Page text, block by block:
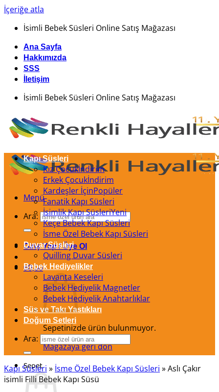
İçeriğe atla
İsimli Bebek Süsleri Online Satış Mağazası
Ana Sayfa
Hakkımızda
SSS
İletişim
İsimli Bebek Süsleri Online Satış Mağazası
Menü
Ara:
Giriş Yap / Üye Ol
₺0,00
Sepetinizde ürün bulunmuyor.
Mağazaya geri dön
Sepet
Kapı Süsleri
Kız Çocuk
Erkek Çocuk
Kardeşler İçin
Fanatik Kapı Süsleri
İsimlik Kapı Süsleri
Keçe Bebek Kapı Süsleri
İsme Özel Bebek Kapı Süsleri
Duvar Süsleri
Quilling Duvar Süsleri
Bebek Hediyelikler
Lavanta Keseleri
Bebek Hediyelik Magnetler
Bebek Hediyelik Anahtarlıklar
Süs ve Takı Yastıkları
Doğum Setleri
Ara:
Kapı Süsleri » İsme Özel Bebek Kapı Süsleri »Aslı Çakır
isimli Filli Bebek Kapı Süsü